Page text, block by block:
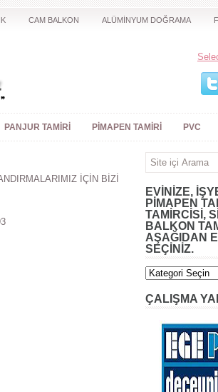
CAM BALKON ALÜMİNYUM DOĞRAMA
PANJUR TAMIRI PIMAPEN TAMIRI PVC
İÇİN BİZİ
EVINIZE,
PIMAPEN
TAMIRCISI,
BALKON
AŞAĞIDAN
SEÇINIZ.
ÇALIŞMA